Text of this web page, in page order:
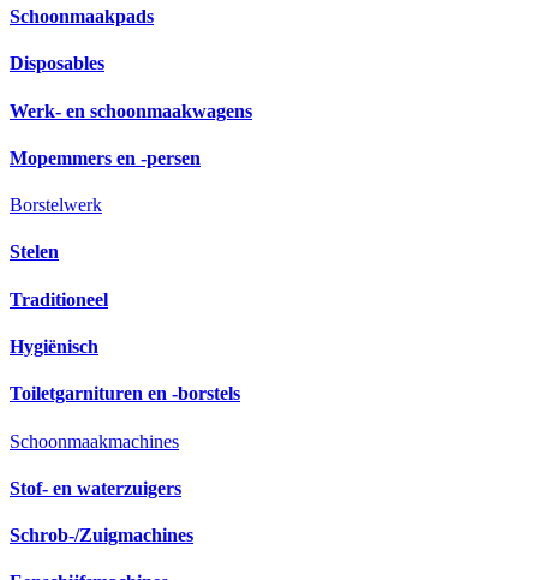
Schoonmaakpads
Disposables
Werk- en schoonmaakwagens
Mopemmers en -persen
Borstelwerk
Stelen
Traditioneel
Hygiënisch
Toiletgarnituren en -borstels
Schoonmaakmachines
Stof- en waterzuigers
Schrob-/Zuigmachines